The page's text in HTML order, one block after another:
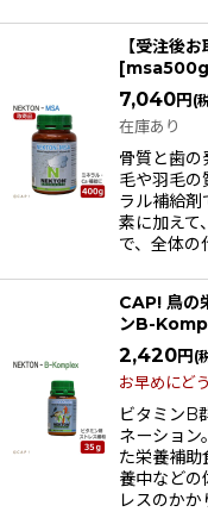
【受注後
[msa500g
7,040円 (
在庫あり
骨質と歯
毛や羽毛
ラル補給剤
素に加えて
で、全体の
CAP! 鳥の
ンB-
2,420円 (
お早めにど
ビタミンB
ネーション
た栄養補助
養中などの
レスのか